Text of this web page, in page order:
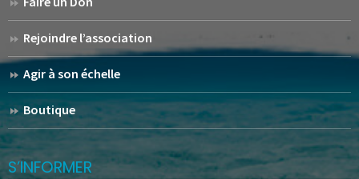
Rejoindre l’association
Agir à son échelle
Boutique
S’INFORMER